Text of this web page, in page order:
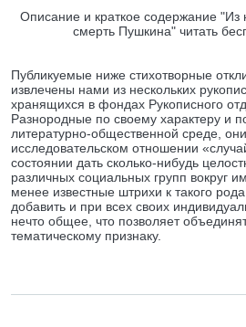
Описание и краткое содержание "Из
смерть Пушкина" читать
Публикуемые ниже стихотворные
извлечены нами из нескольких
хранящихся в фондах Рукописного
Разнородные по своему характеру и
литературно-общественной среде,
исследовательском отношении
состоянии дать сколько-нибудь
различных социальных групп вокруг
менее известные штрихи к такого
добавить и при всех своих
нечто общее, что позволяет
тематическому признаку.